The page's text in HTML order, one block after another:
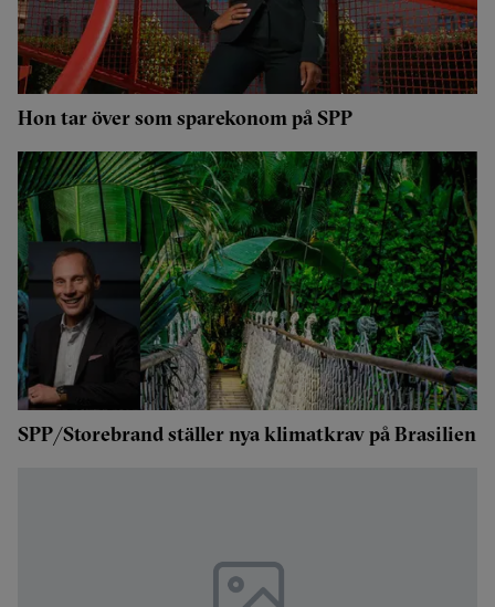
Hon tar över som sparekonom på SPP
SPP/Storebrand ställer nya klimatkrav på Brasilien